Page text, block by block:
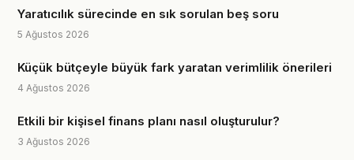
Yaratıcılık sürecinde en sık sorulan beş soru
5 Ağustos 2026
Küçük bütçeyle büyük fark yaratan verimlilik önerileri
4 Ağustos 2026
Etkili bir kişisel finans planı nasıl oluşturulur?
3 Ağustos 2026